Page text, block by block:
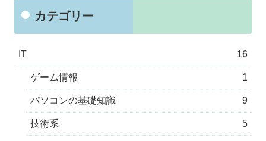
カテゴリー
IT 16
ゲーム情報 1
パソコンの基礎知識 9
技術系 5